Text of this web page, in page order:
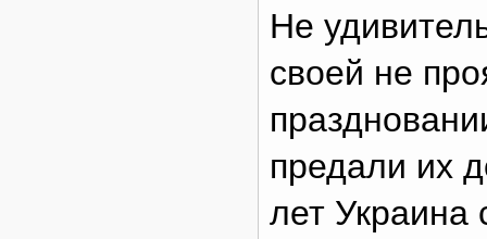
Не
своей не
предали их
лет Украина